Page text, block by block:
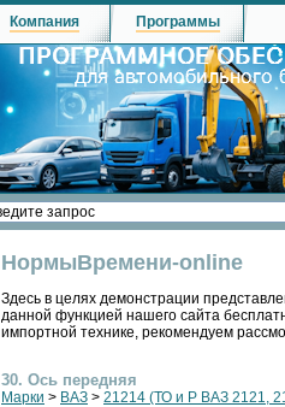
Компания Программы
НормыВремени-online
Здесь в целях демонстрации
данной функцией нашего сайта
импортной технике, рекомендуем
30. Ось передняя
Марки > ВАЗ > 21214 (ТО и Р ВАЗ 2121,